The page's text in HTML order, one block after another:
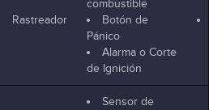
Rastreador
combustible
Botón de
Pánico
Alarma o Corte
de Ignición
Sensor de